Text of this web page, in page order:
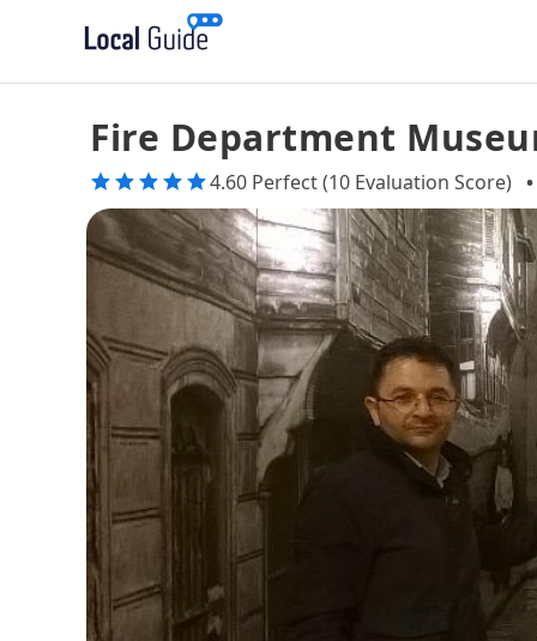
Fire Department
4.60 Perfect (10 Evaluation Score) •